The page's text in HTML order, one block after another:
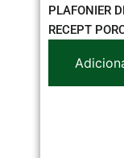
PLAFONIER
RECEPT